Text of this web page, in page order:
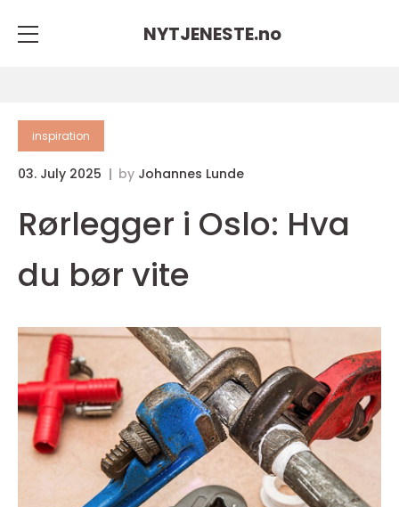
NYTJENESTE.no
inspiration
03. July 2025 by Johannes Lunde
Rørlegger i Oslo: Hva
du bør vite